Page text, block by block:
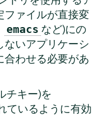
ファイルが直接変
emacs など)にの
ないアプリケーシ
合わせる必要があ
チキー)を
ているように有効